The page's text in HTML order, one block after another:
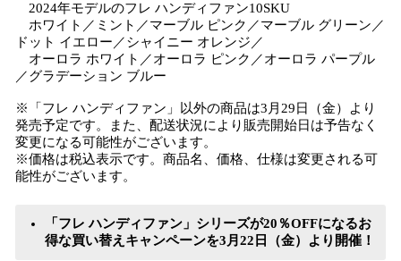
2024年モデルのフレ ハンディファン10SKU
ホワイト／ミント／マーブル ピンク／マーブル グリーン／
ドット イエロー／シャイニー オレンジ／
オーロラ ホワイト／オーロラ ピンク／オーロラ パープル
／グラデーション ブルー
※「フレ ハンディファン」以外の商品は3月29日（金）より
発売予定です。また、配送状況により販売開始日は予告なく
変更になる可能性がございます。
※価格は税込表示です。商品名、価格、仕様は変更される可
能性がございます。
「フレ ハンディファン」シリーズが20％OFFになるお
得な買い替えキャンペーンを3月22日（金）より開催！